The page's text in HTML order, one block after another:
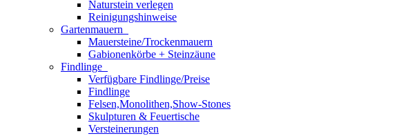
Naturstein verlegen
Reinigungshinweise
Gartenmauern
Mauersteine/Trockenmauern
Gabionenkörbe + Steinzäune
Findlinge
Verfügbare Findlinge/Preise
Findlinge
Felsen,Monolithen,Show-Stones
Skulpturen & Feuertische
Versteinerungen